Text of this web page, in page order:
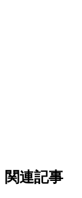
関連記事